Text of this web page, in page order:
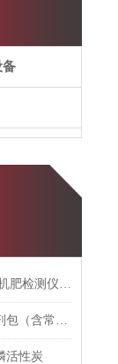
备
有机肥检测哪些项目 有机肥检测仪怎么使用
安卓系统多通道快检试剂包（含常见土壤重金属快检）招标参数
活性炭